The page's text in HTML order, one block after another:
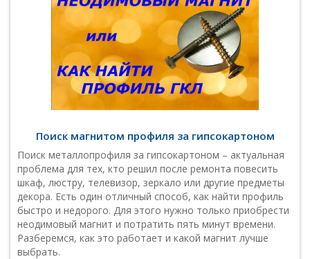
Поиск магнитом профиля за гипсокартоном
Поиск металлопрофиля за гипсокартоном – актуальная
проблема для тех, кто решил после ремонта повесить
шкаф, люстру, телевизор, зеркало или другие предметы
декора. Есть один отличный способ, как найти профиль
быстро и недорого. Для этого нужно только приобрести
неодимовый магнит и потратить пять минут времени.
Разберемся, как это работает и какой магнит лучше
выбрать.